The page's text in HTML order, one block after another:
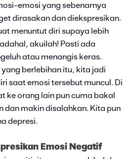
emosi yang sebenarnya
dirasakan dan diekspresikan.
menuntut diri supaya lebih
akuilah! Pasti ada
atau menangis keras.
berlebihan itu, kita jadi
saat emosi tersebut muncul. Di
ke orang lain pun cuma bakal
dan makin disalahkan. Kita pun
depresi.
Emosi Negatif